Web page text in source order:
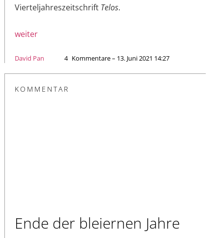
Vierteljahreszeitschrift Telos.
weiter
David Pan 4 Kommentare – 13. Juni 2021 14:27
KOMMENTAR
Ende der bleiernen Jahre